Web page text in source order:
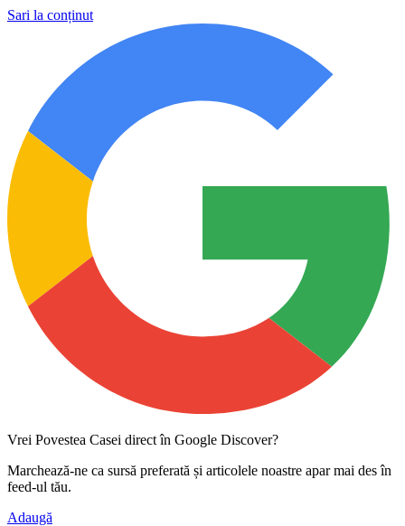
Sari la conținut
Vrei Povestea Casei direct în Google Discover?
Marchează-ne ca sursă preferată și articolele noastre apar mai des în
feed-ul tău.
Adaugă